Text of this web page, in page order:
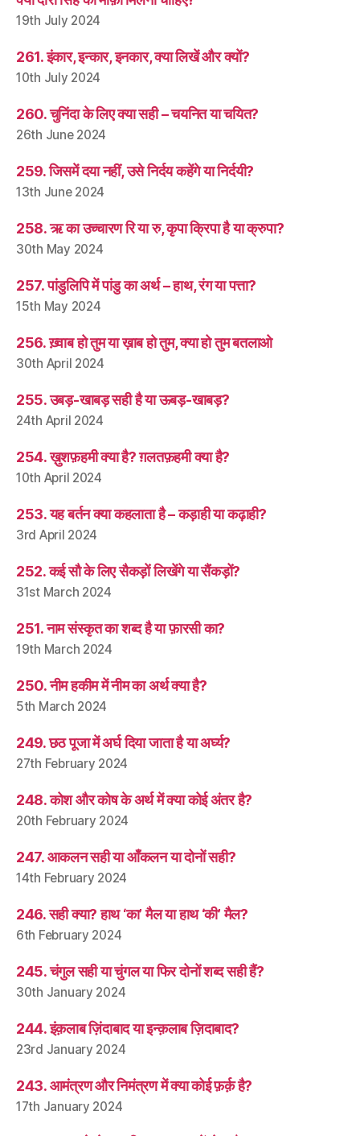
19th July 2024
261. इंकार, इन्कार, इनकार, क्या लिखें और क्यों?
10th July 2024
260. चुनिंदा के लिए क्या सही – चयनित या चयित?
26th June 2024
259. जिसमें दया नहीं, उसे निर्दय कहेंगे या निर्दयी?
13th June 2024
258. ऋ का उच्चारण रि या रु, कृपा क्रिपा है या क्रुपा?
30th May 2024
257. पांडुलिपि में पांडु का अर्थ – हाथ, रंग या पत्ता?
15th May 2024
256. ख़्वाब हो तुम या ख़ाब हो तुम, क्या हो तुम बतलाओ
30th April 2024
255. उबड़-खाबड़ सही है या ऊबड़-खाबड़?
24th April 2024
254. ख़ुशफ़हमी क्या है? ग़लतफ़हमी क्या है?
10th April 2024
253. यह बर्तन क्या कहलाता है – कड़ाही या कढ़ाही?
3rd April 2024
252. कई सौ के लिए सैकड़ों लिखेंगे या सैंकड़ों?
31st March 2024
251. नाम संस्कृत का शब्द है या फ़ारसी का?
19th March 2024
250. नीम हकीम में नीम का अर्थ क्या है?
5th March 2024
249. छठ पूजा में अर्घ दिया जाता है या अर्घ्य?
27th February 2024
248. कोश और कोष के अर्थ में क्या कोई अंतर है?
20th February 2024
247. आकलन सही या आँकलन या दोनों सही?
14th February 2024
246. सही क्या? हाथ ‘का’ मैल या हाथ ‘की’ मैल?
6th February 2024
245. चंगुल सही या चुंगल या फिर दोनों शब्द सही हैं?
30th January 2024
244. इंक़लाब ज़िंदाबाद या इन्क़लाब ज़िदाबाद?
23rd January 2024
243. आमंत्रण और निमंत्रण में क्या कोई फ़र्क़ है?
17th January 2024